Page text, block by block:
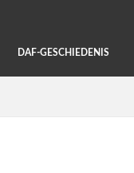
DAF-GESCHIEDENIS